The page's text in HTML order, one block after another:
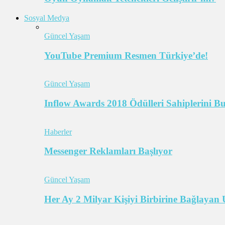
Sosyal Medya
Güncel Yaşam
YouTube Premium Resmen Türkiye’de!
Güncel Yaşam
Inflow Awards 2018 Ödülleri Sahiplerini
Haberler
Messenger Reklamları Başlıyor
Güncel Yaşam
Her Ay 2 Milyar Kişiyi Birbirine Bağlayan